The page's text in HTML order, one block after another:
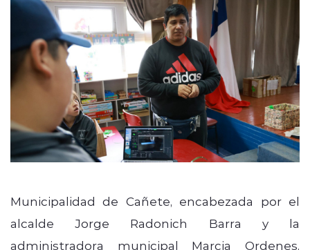
Municipalidad de Cañete, encabezada por el
alcalde Jorge Radonich Barra y la
administradora municipal Marcia Ordenes,